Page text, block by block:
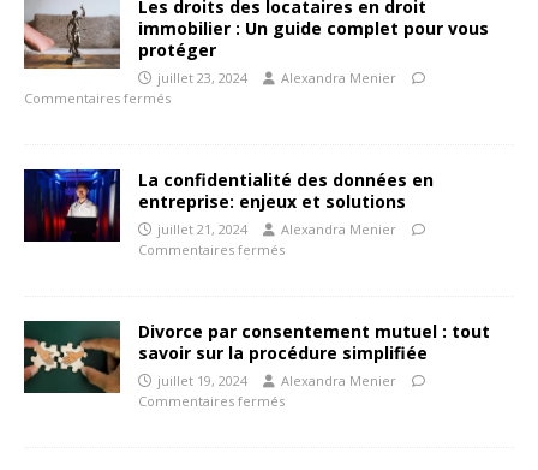
Les droits des locataires en droit
immobilier : Un guide complet pour vous
protéger
juillet 23, 2024
Alexandra Menier
Commentaires fermés
La confidentialité des données en
entreprise: enjeux et solutions
juillet 21, 2024
Alexandra Menier
Commentaires fermés
Divorce par consentement mutuel : tout
savoir sur la procédure simplifiée
juillet 19, 2024
Alexandra Menier
Commentaires fermés